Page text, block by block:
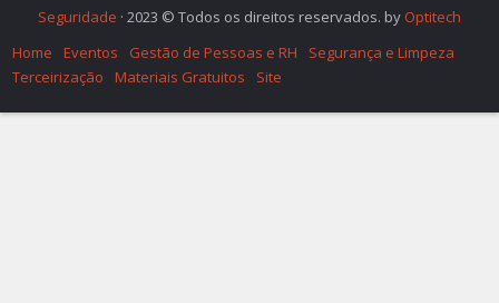
Seguridade · 2023 © Todos os direitos reservados. by Optitech
Home
Eventos Gestão de Pessoas e RH
Segurança e Limpeza
Terceirização
Materiais Gratuitos Site